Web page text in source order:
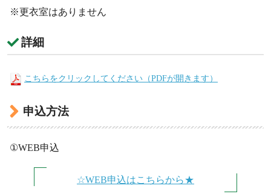
※更衣室はありません
詳細
こちらをクリックしてください（PDFが開きます）
申込方法
①WEB申込
☆WEB申込はこちらから★